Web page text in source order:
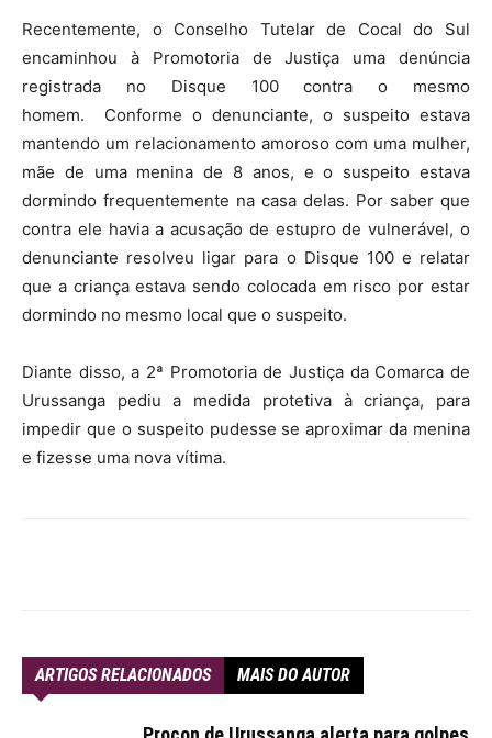
Recentemente, o Conselho Tutelar de Cocal do Sul
encaminhou à Promotoria de Justiça uma denúncia
registrada no Disque 100 contra o mesmo
homem. Conforme o denunciante, o suspeito estava
mantendo um relacionamento amoroso com uma mulher,
mãe de uma menina de 8 anos, e o suspeito estava
dormindo frequentemente na casa delas. Por saber que
contra ele havia a acusação de estupro de vulnerável, o
denunciante resolveu ligar para o Disque 100 e relatar
que a criança estava sendo colocada em risco por estar
dormindo no mesmo local que o suspeito.
Diante disso, a 2ª Promotoria de Justiça da Comarca de
Urussanga pediu a medida protetiva à criança, para
impedir que o suspeito pudesse se aproximar da menina
e fizesse uma nova vítima.
ARTIGOS RELACIONADOS MAIS DO AUTOR